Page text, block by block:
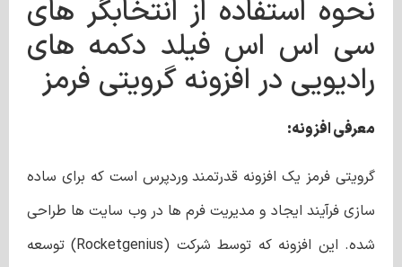
نحوه استفاده از انتخابگر های
سی اس اس فیلد دکمه‌ های
رادیویی در افزونه گرویتی فرمز
معرفی افزونه:
گرویتی فرمز یک افزونه قدرتمند وردپرس است که برای ساده
سازی فرآیند ایجاد و مدیریت فرم ها در وب سایت ها طراحی
شده. این افزونه که توسط شرکت (Rocketgenius) توسعه